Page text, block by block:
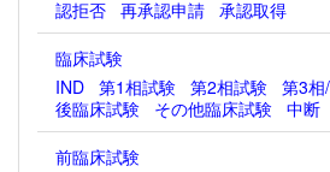
認拒否 再承認申請 承認取得
臨床試験
IND 第1相試験 第2相試験 第3相
後臨床試験
その他臨床試験 中断
前臨床試験